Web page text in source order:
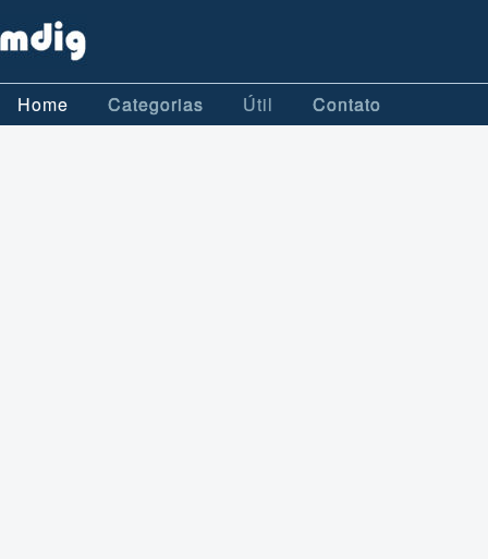
Home Categorias Útil Contato